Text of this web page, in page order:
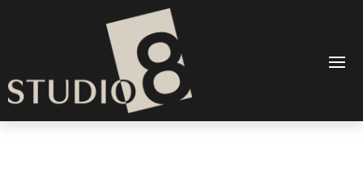
Cornelia S.
Dez. 17, 2018